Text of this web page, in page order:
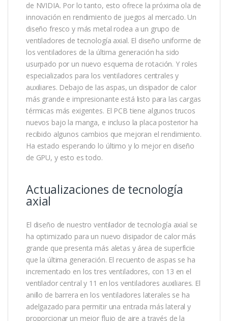
de NVIDIA. Por lo tanto, esto ofrece la próxima ola de
innovación en rendimiento de juegos al mercado. Un
diseño fresco y más metal rodea a un grupo de
ventiladores de tecnología axial. El diseño uniforme de
los ventiladores de la última generación ha sido
usurpado por un nuevo esquema de rotación. Y roles
especializados para los ventiladores centrales y
auxiliares. Debajo de las aspas, un disipador de calor
más grande e impresionante está listo para las cargas
térmicas más exigentes. El PCB tiene algunos trucos
nuevos bajo la manga, e incluso la placa posterior ha
recibido algunos cambios que mejoran el rendimiento.
Ha estado esperando lo último y lo mejor en diseño
de GPU, y esto es todo.
Actualizaciones de tecnología
axial
El diseño de nuestro ventilador de tecnología axial se
ha optimizado para un nuevo disipador de calor más
grande que presenta más aletas y área de superficie
que la última generación. El recuento de aspas se ha
incrementado en los tres ventiladores, con 13 en el
ventilador central y 11 en los ventiladores auxiliares. El
anillo de barrera en los ventiladores laterales se ha
adelgazado para permitir una entrada más lateral y
proporcionar un mejor flujo de aire a través de la